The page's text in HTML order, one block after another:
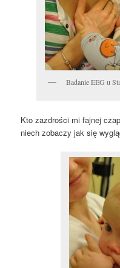
Badanie EEG u
Kto zazdrości mi fajnej
niech zobaczy jak się